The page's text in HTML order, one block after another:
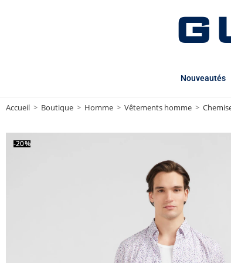
Nouveautés
Accueil > Boutique > Homme > Vêtements homme >
-20%